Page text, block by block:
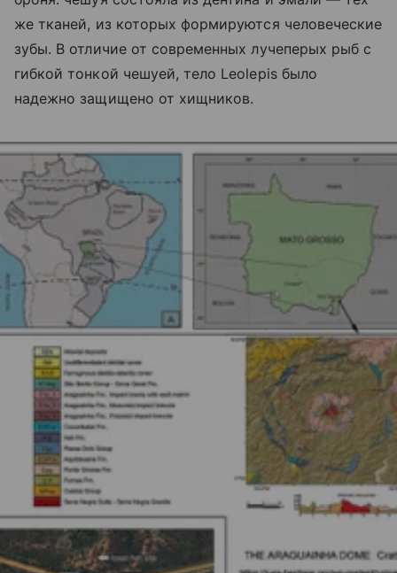
же тканей, из которых формируются человеческие
зубы. В отличие от современных лучеперых рыб с
гибкой тонкой чешуей, тело Leolepis было
надежно защищено от хищников.